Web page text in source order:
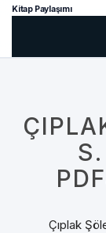
Kitap Paylaşımı
Çıplak